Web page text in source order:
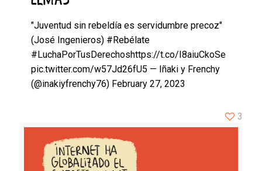
"Juventud sin rebeldía es servidumbre precoz"
(José Ingenieros) #Rebélate
#LuchaPorTusDerechoshttps://t.co/I8aiuCkoSe
pic.twitter.com/w57Jd26fU5 — Iñaki y Frenchy
(@inakiyfrenchy76) February 27, 2023
3